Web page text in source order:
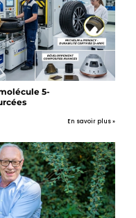
5-
En savoir plus »